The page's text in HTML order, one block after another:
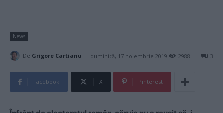
News
De Grigore Cartianu - duminică, 17 noiembrie 2019 3
2988
Facebook X Pinterest